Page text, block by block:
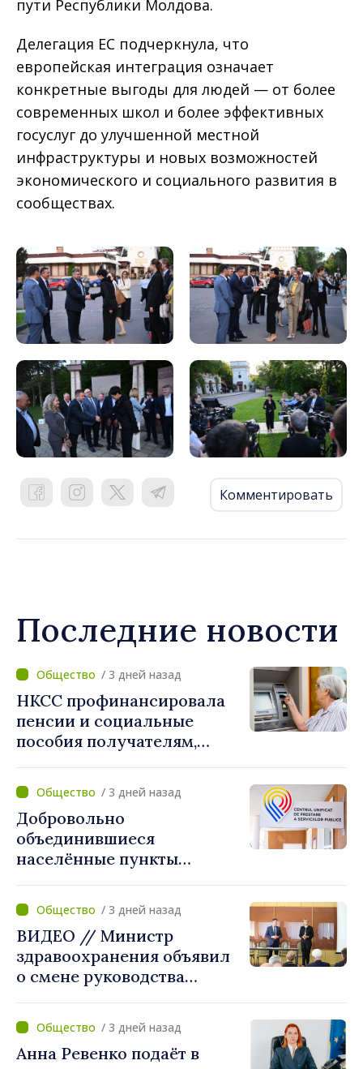
пути Республики Молдова.
Делегация ЕС подчеркнула, что
европейская интеграция означает
конкретные выгоды для людей — от более
современных школ и более эффективных
госуслуг до улучшенной местной
инфраструктуры и новых возможностей
экономического и социального развития в
сообществах.
Комментировать
Последние новости
/ 3 дней назад
НКСС профинансировала
пенсии и социальные
пособия получателям,
карты
/ 3 дней назад
Добровольно
объединившиеся
населённые пункты
создания Единых центров
предоставления услуг
/ 3 дней назад
ВИДЕО // Министр
здравоохранения объявил
о смене руководства
больницы. Людмила
Капчеля будет исполнять
обязанности директора
/ 3 дней назад
Анна Ревенко подаёт в